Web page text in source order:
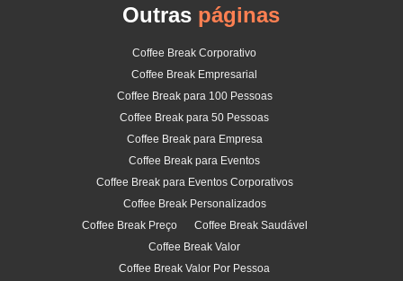
Outras páginas
Coffee Break Corporativo
Coffee Break Empresarial
Coffee Break para 100 Pessoas
Coffee Break para 50 Pessoas
Coffee Break para Empresa
Coffee Break para Eventos
Coffee Break para Eventos Corporativos
Coffee Break Personalizados
Coffee Break Preço
Coffee Break Saudável
Coffee Break Valor
Coffee Break Valor Por Pessoa